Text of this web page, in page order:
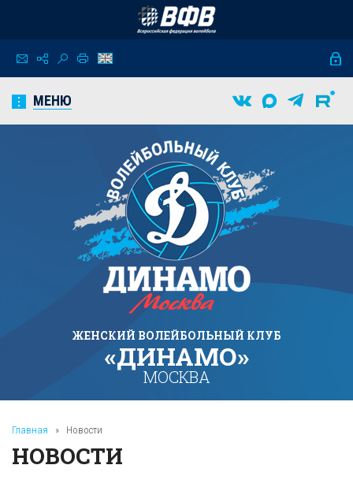
МЕНЮ
ЖЕНСКИЙ ВОЛЕЙБОЛЬНЫЙ КЛУБ
«ДИНАМО»
МОСКВА
Главная » Новости
НОВОСТИ